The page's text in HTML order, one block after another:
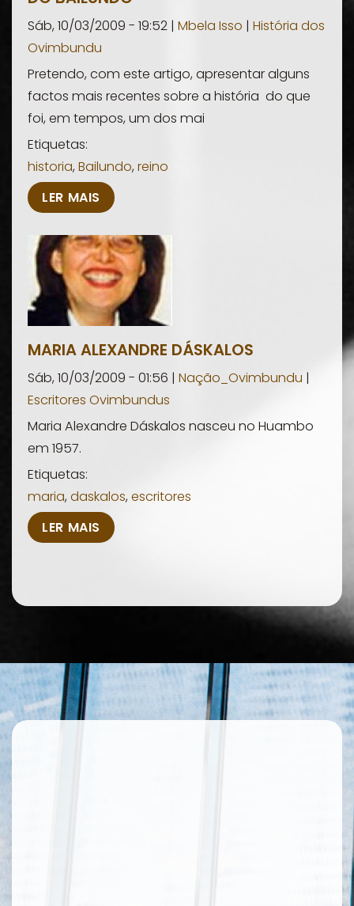
Sáb, 10/03/2009 - 19:52 | Mbela Isso | História dos
Ovimbundu
Pretendo, com este artigo, apresentar alguns
factos mais recentes sobre a história do que
foi, em tempos, um dos mai
Etiquetas:
historia,Bailundo,reino
LER MAIS
MARIA ALEXANDRE DÁSKALOS
Sáb, 10/03/2009 - 01:56 | Nação_Ovimbundu |
Escritores Ovimbundus
Maria Alexandre Dáskalos nasceu no Huambo
em 1957.
Etiquetas:
maria,daskalos,escritores
LER MAIS